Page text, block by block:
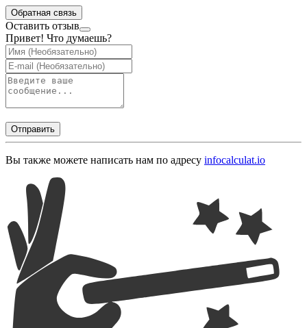
Обратная связь
Оставить отзыв
Привет! Что думаешь?
Отправить
Вы также можете написать нам по адресу infocalculat.io